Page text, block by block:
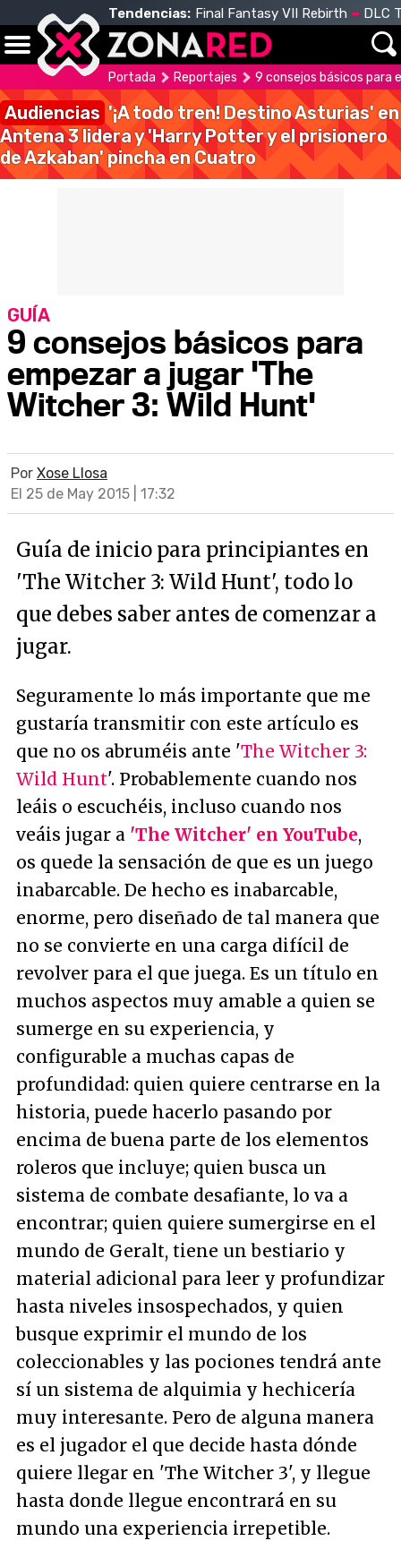
Tendencias: Final Fantasy VII Rebirth DLC
Portada Reportajes 9 consejos básicos para
Audiencias '¡A todo tren! Destino Asturias' en
Antena 3 lidera y 'Harry Potter y el prisionero
de Azkaban' pincha en Cuatro
9 consejos básicos para
empezar a jugar 'The
Witcher 3: Wild Hunt'
GUÍA
Por Xose Llosa
El 25 de May 2015 | 17:32
Guía de inicio para principiantes en
'The Witcher 3: Wild Hunt', todo lo
que debes saber antes de comenzar a
jugar.
Seguramente lo más importante que me
gustaría transmitir con este artículo es
que no os abruméis ante 'The Witcher 3:
Wild Hunt'. Probablemente cuando nos
leáis o escuchéis, incluso cuando nos
veáis jugar a 'The Witcher' en YouTube,
os quede la sensación de que es un juego
inabarcable. De hecho es inabarcable,
enorme, pero diseñado de tal manera que
no se convierte en una carga difícil de
revolver para el que juega. Es un título en
muchos aspectos muy amable a quien se
sumerge en su experiencia, y
configurable a muchas capas de
profundidad: quien quiere centrarse en la
historia, puede hacerlo pasando por
encima de buena parte de los elementos
roleros que incluye; quien busca un
sistema de combate desafiante, lo va a
encontrar; quien quiere sumergirse en el
mundo de Geralt, tiene un bestiario y
material adicional para leer y profundizar
hasta niveles insospechados, y quien
busque exprimir el mundo de los
coleccionables y las pociones tendrá ante
sí un sistema de alquimia y hechicería
muy interesante. Pero de alguna manera
es el jugador el que decide hasta dónde
quiere llegar en 'The Witcher 3', y llegue
hasta donde llegue encontrará en su
mundo una experiencia irrepetible.